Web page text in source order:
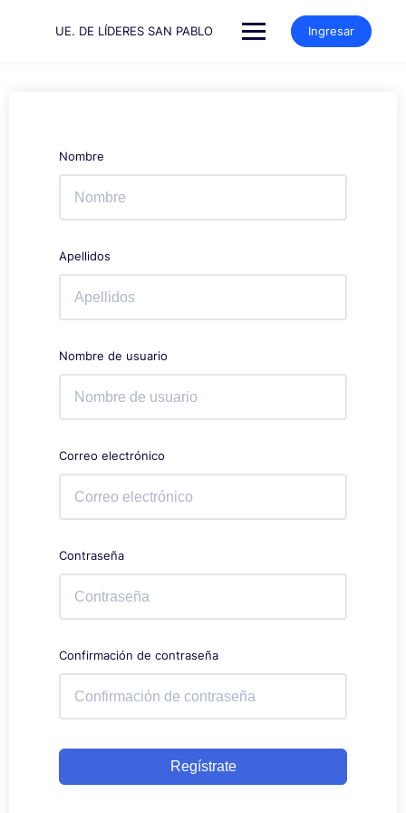
UE. DE LÍDERES SAN PABLO Ingresar
Nombre
Apellidos
Nombre de usuario
Correo electrónico
Contraseña
Confirmación de contraseña
Regístrate